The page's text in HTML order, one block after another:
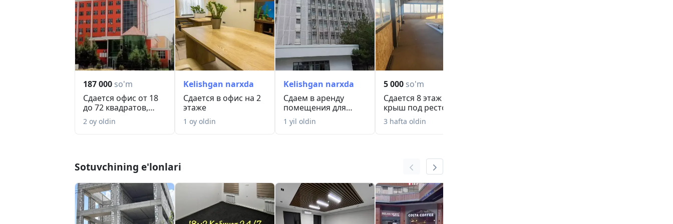
187 000 so'm
Сдается офис от 18
до 72 квадратов,
Яшнабадский ра...
2 oy oldin
Kelishgan narxda
Сдается в офис на 2
этаже
1 oy oldin
Kelishgan narxda
Сдаем в аренду
помещения для
офиса и в целях под
"...
1 yil oldin
5 000 so'm
Сдается 8 этаж на
крыш под ресторан
3 hafta oldin
Sotuvchining e'lonlari